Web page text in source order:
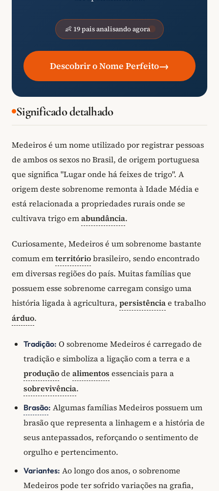
👶 19 pais analisando agora
Descobrir o Nome Perfeito→
Significado detalhado
Medeiros é um nome utilizado por registrar pessoas
de ambos os sexos no Brasil, de origem portuguesa
que significa "Lugar onde há feixes de trigo". A
origem deste sobrenome remonta à Idade Média e
está relacionada a propriedades rurais onde se
cultivava trigo emabundância.
Curiosamente, Medeiros é um sobrenome bastante
comum emterritóriobrasileiro, sendo encontrado
em diversas regiões do país. Muitas famílias que
possuem esse sobrenome carregam consigo uma
história ligada à agricultura, persistênciae trabalho
árduo.
Tradição: O sobrenome Medeiros é carregado de
tradição e simboliza a ligação com a terra e a
produçãode alimentos essenciais para a
sobrevivência.
Brasão: Algumas famílias Medeiros possuem um
brasão que representa a linhagem e a história de
seus antepassados, reforçando o sentimento de
orgulho e pertencimento.
Variantes: Ao longo dos anos, o sobrenome
Medeiros pode ter sofrido variações na grafia,